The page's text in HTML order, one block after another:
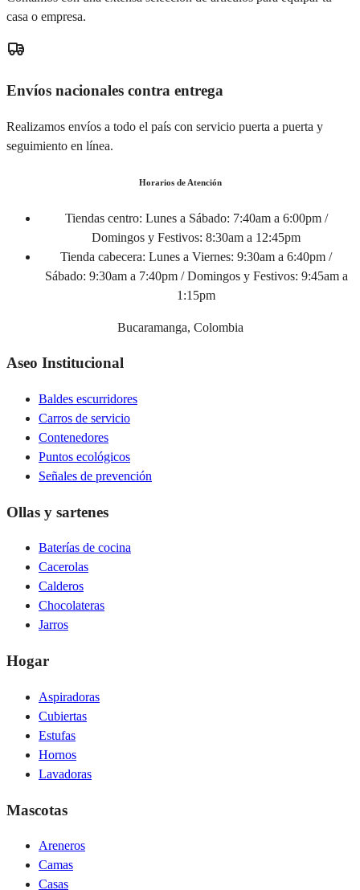
casa o empresa.
Envíos nacionales contra entrega
Realizamos envíos a todo el país con servicio puerta a puerta y
seguimiento en línea.
Horarios de Atención
Tiendas centro: Lunes a Sábado: 7:40am a 6:00pm /
Domingos y Festivos: 8:30am a 12:45pm
Tienda cabecera: Lunes a Viernes: 9:30am a 6:40pm /
Sábado: 9:30am a 7:40pm / Domingos y Festivos: 9:45am a
1:15pm
Bucaramanga, Colombia
Aseo Institucional
Baldes escurridores
Carros de servicio
Contenedores
Puntos ecológicos
Señales de prevención
Ollas y sartenes
Baterías de cocina
Cacerolas
Calderos
Chocolateras
Jarros
Hogar
Aspiradoras
Cubiertas
Estufas
Hornos
Lavadoras
Mascotas
Areneros
Camas
Casas